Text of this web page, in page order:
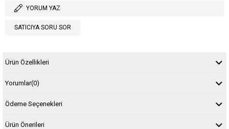
YORUM YAZ
SATICIYA SORU SOR
Ürün Özellikleri
Yorumlar(0)
Ödeme Seçenekleri
Ürün Önerileri